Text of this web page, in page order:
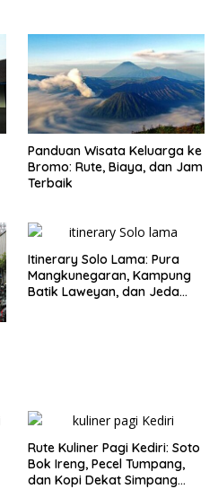
Panduan Wisata Keluarga ke
Bromo: Rute, Biaya, dan Jam
Terbaik
Itinerary Solo Lama: Pura
Mangkunegaran, Kampung
Batik Laweyan, dan Jeda
Rute Kuliner Pagi Kediri: Soto
Bok Ireng, Pecel Tumpang,
dan Kopi Dekat Simpang